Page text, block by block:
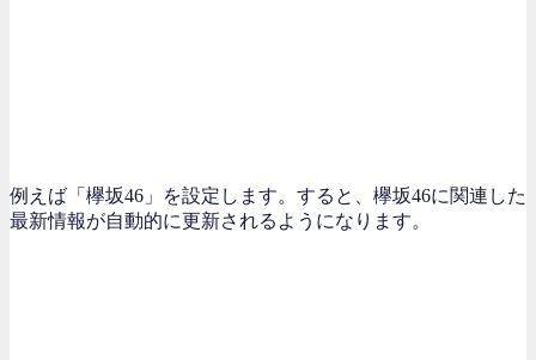
例えば「欅坂46」を設定します。すると、欅坂46に関連した
最新情報が自動的に更新されるようになります。